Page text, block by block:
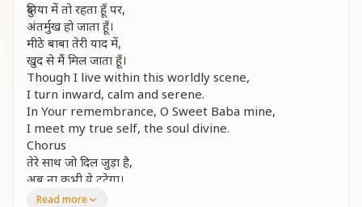
दुनिया में तो रहता हूँ पर,
अंतर्मुख हो जाता हूँ।
मीठे बाबा तेरी याद में,
खुद से मैं मिल जाता हूँ।
Though I live within this worldly scene,
I turn inward, calm and serene.
In Your remembrance, O Sweet Baba mine,
I meet my true self, the soul divine.
Chorus
तेरे साथ जो दिल जुड़ा है,
अब ना कभी ये टूटेगा।
हाथ जो थामा तेरा बाबा,
Read more